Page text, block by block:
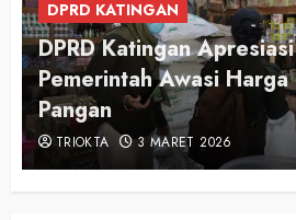
DPRD KATINGAN
DPRD Katingan
Pemerintah Awasi Harga
Pangan
TRIOKTA 3 MARET 2026